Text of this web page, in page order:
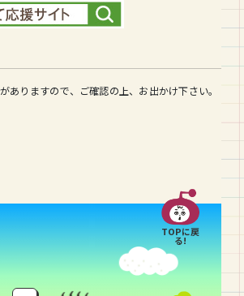
ありますので、ご確認の上、お出かけ下さい。
TOPに戻
る!